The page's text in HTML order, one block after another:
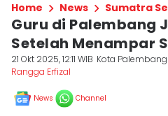
Home News Sumatra
Guru di Palembang
Setelah Menampar
21 Okt 2025, 12:11 WIB Kota Palembang
Rangga Erfizal
News Channel